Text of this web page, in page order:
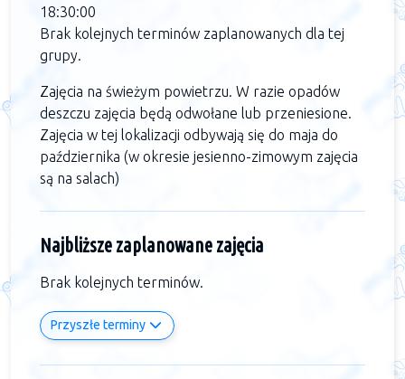
18:30:00
Brak kolejnych terminów zaplanowanych dla tej
grupy.
Zajęcia na świeżym powietrzu. W razie opadów
deszczu zajęcia będą odwołane lub przeniesione.
Zajęcia w tej lokalizacji odbywają się do maja do
października (w okresie jesienno-zimowym zajęcia
są na salach)
Najbliższe zaplanowane zajęcia
Brak kolejnych terminów.
Przyszłe terminy